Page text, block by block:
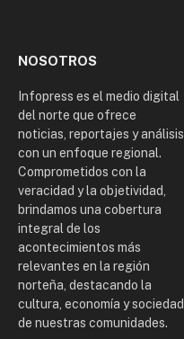
NOSOTROS
Infopress es el medio digital
del norte que ofrece
noticias, reportajes y análisis
con un enfoque regional.
Comprometidos con la
veracidad y la objetividad,
brindamos una cobertura
integral de los
acontecimientos más
relevantes en la región
norteña, destacando la
cultura, economía y sociedad
de nuestras comunidades.